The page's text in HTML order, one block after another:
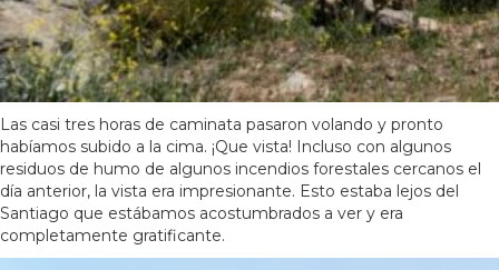
Las casi tres horas de caminata pasaron volando y pronto
habíamos subido a la cima. ¡Que vista! Incluso con algunos
residuos de humo de algunos incendios forestales cercanos el
día anterior, la vista era impresionante. Esto estaba lejos del
Santiago que estábamos acostumbrados a ver y era
completamente gratificante.